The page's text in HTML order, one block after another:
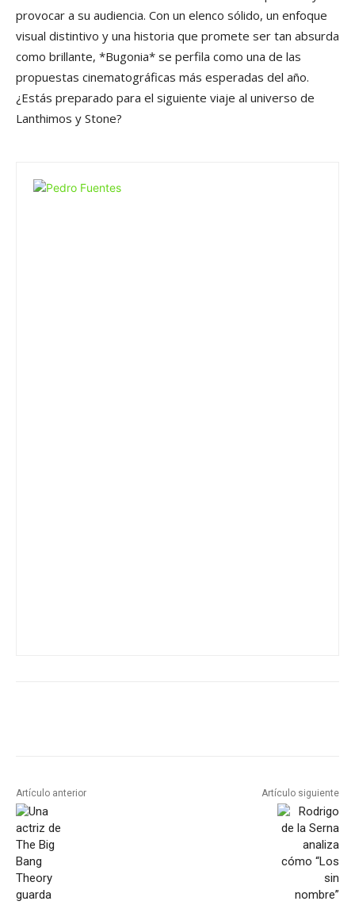
provocar a su audiencia. Con un elenco sólido, un enfoque
visual distintivo y una historia que promete ser tan absurda
como brillante, *Bugonia* se perfila como una de las
propuestas cinematográficas más esperadas del año.
¿Estás preparado para el siguiente viaje al universo de
Lanthimos y Stone?
Artículo anterior Artículo siguiente